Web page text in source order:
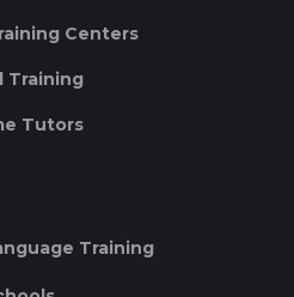
Centers
Training
Tutors
Training